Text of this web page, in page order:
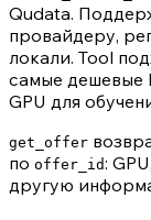
Qudata.
провайдеру,
локали. Tool
самые дешевые
GPU для
get_offer
по offer_id:
другую